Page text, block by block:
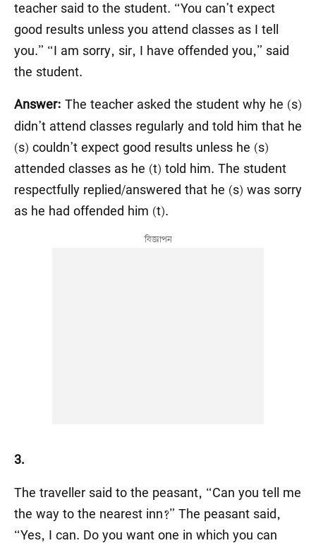
teacher said to the student. “You can’t expect
good results unless you attend classes as I tell
you.” “I am sorry, sir, I have offended you,” said
the student.
Answer: The teacher asked the student why he (s)
didn’t attend classes regularly and told him that he
(s) couldn’t expect good results unless he (s)
attended classes as he (t) told him. The student
respectfully replied/answered that he (s) was sorry
as he had offended him (t).
3.
The traveller said to the peasant, “Can you tell me
the way to the nearest inn?” The peasant said,
“Yes, I can. Do you want one in which you can